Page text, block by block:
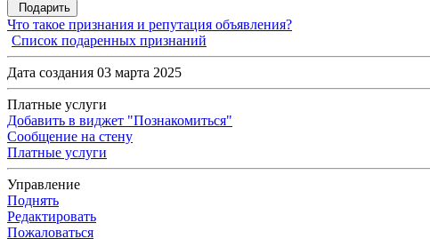
Подарить
Что такое признания и репутация объявления?
Список подаренных признаний
Дата создания 03 марта 2025
Платные услуги
Добавить в виджет "Познакомиться"
Сообщение на стену
Платные услуги
Управление
Поднять
Редактировать
Пожаловаться